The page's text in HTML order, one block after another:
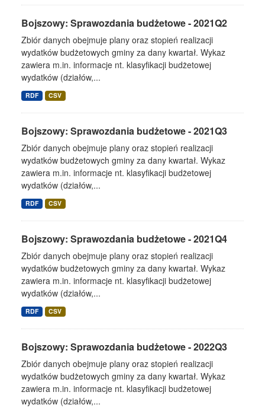
Bojszowy: Sprawozdania budżetowe - 2021Q2
Zbiór danych obejmuje plany oraz stopień realizacji
wydatków budżetowych gminy za dany kwartał. Wykaz
zawiera m.in. informacje nt. klasyfikacji budżetowej
wydatków (działów,...
RDF CSV
Bojszowy: Sprawozdania budżetowe - 2021Q3
Zbiór danych obejmuje plany oraz stopień realizacji
wydatków budżetowych gminy za dany kwartał. Wykaz
zawiera m.in. informacje nt. klasyfikacji budżetowej
wydatków (działów,...
RDF CSV
Bojszowy: Sprawozdania budżetowe - 2021Q4
Zbiór danych obejmuje plany oraz stopień realizacji
wydatków budżetowych gminy za dany kwartał. Wykaz
zawiera m.in. informacje nt. klasyfikacji budżetowej
wydatków (działów,...
RDF CSV
Bojszowy: Sprawozdania budżetowe - 2022Q3
Zbiór danych obejmuje plany oraz stopień realizacji
wydatków budżetowych gminy za dany kwartał. Wykaz
zawiera m.in. informacje nt. klasyfikacji budżetowej
wydatków (działów,...